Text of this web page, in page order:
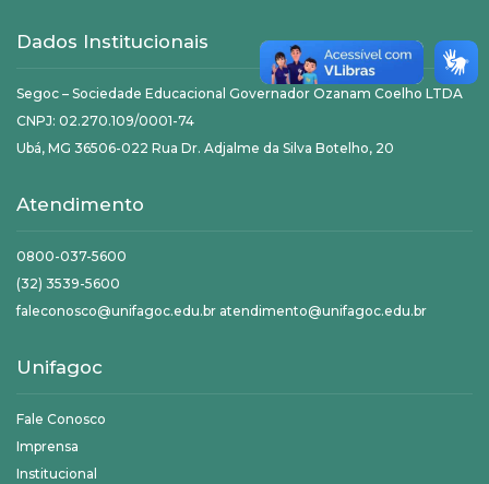
Dados Institucionais
Segoc – Sociedade Educacional Governador Ozanam Coelho LTDA
CNPJ: 02.270.109/0001-74
Ubá, MG 36506-022 Rua Dr. Adjalme da Silva Botelho, 20
Atendimento
0800-037-5600
(32) 3539-5600
faleconosco@unifagoc.edu.br atendimento@unifagoc.edu.br
Unifagoc
Fale Conosco
Imprensa
Institucional